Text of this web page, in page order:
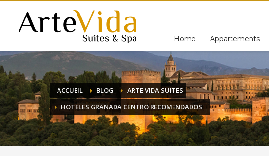
Home Appartements
ACCUEIL BLOG
ARTE VIDA SUITES
HOTELES GRANADA CENTRO RECOMENDADOS